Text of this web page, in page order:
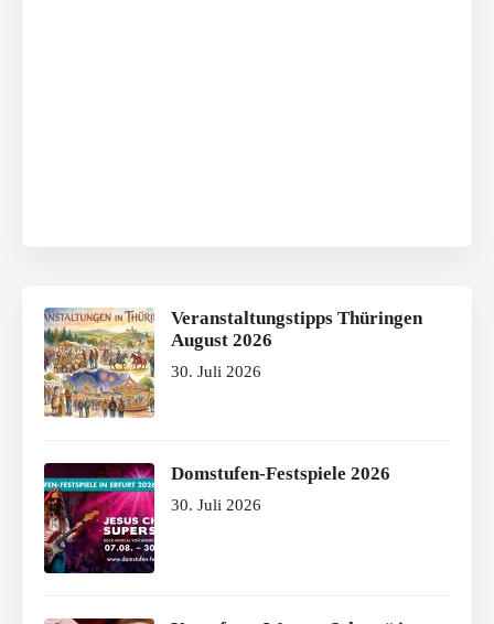
Veranstaltungstipps Thüringen
August 2026
30. Juli 2026
Domstufen-Festspiele 2026
30. Juli 2026